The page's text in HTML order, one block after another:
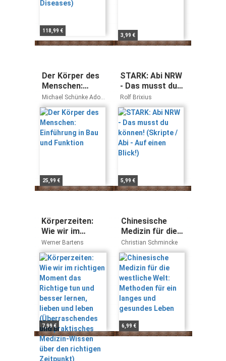
118,99 €
3,99 €
Der Körper des
Menschen:
Einführung in
Bau und
Funktion
Michael Schünke Adolf
Faller
25,99 €
STARK: Abi NRW
- Das musst du
können! (Skripte
/ Abi - Auf einen
Blick!)
Rolf Brixius
5,99 €
Körperzeiten:
Wie wir im
richtigen
Moment das
Richtige tun und
besser lernen,
lieben und leben
(Überraschendes
und praktisches
Medizin-Wissen
über den
richtigen
Zeitpunkt)
Werner Bartens
7,99 €
Chinesische
Medizin für die
westliche Welt:
Methoden für
ein langes und
gesundes Leben
Christian Schmincke
6,99 €